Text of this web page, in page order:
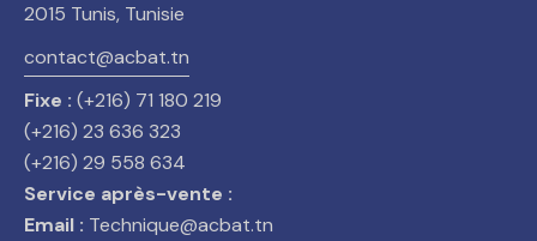
2015 Tunis, Tunisie
contact@acbat.tn
Fixe : (+216) 71 180 219
(+216) 23 636 323
(+216) 29 558 634
Service après-vente :
Email : Technique@acbat.tn